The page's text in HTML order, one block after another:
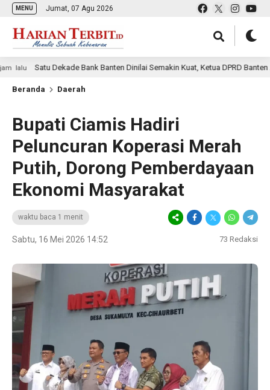
MENU Jumat, 07 Agu 2026
Satu Dekade Bank Banten Dinilai Semakin Kuat, Ketua DPRD Banten Ajak
Beranda Daerah
Bupati Ciamis Hadiri
Peluncuran Koperasi Merah
Putih, Dorong Pemberdayaan
Ekonomi Masyarakat
waktu baca 1 menit
Sabtu, 16 Mei 2026 14:52 73 Redaksi